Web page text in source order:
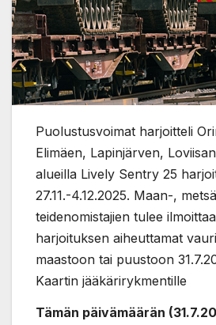
Puolustusvoimat harjoitteli
Elimäen, Lapinjärven,
alueilla Lively Sentry 25
27.11.-4.12.2025. Maan-,
teidenomistajien tulee
harjoituksen aiheuttamat
maastoon tai puustoon
Kaartin jääkärirykmentille
Tämän päivämäärän